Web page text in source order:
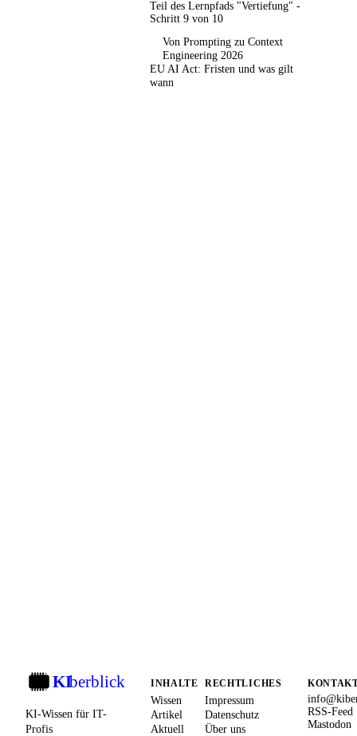
Teil des Lernpfads "Vertiefung" -
Schritt 9 von 10
Von Prompting zu Context
Engineering 2026
EU AI Act: Fristen und was gilt
wann
KIberblick
KI-Wissen für IT-
Profis
INHALTE
Wissen
Artikel
Aktuell
RECHTLICHES
Impressum
Datenschutz
Über uns
RSS-Feed
Mastodon